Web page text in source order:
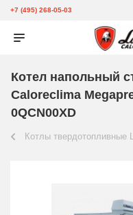
+7 (495) 268-05-03
Котел напольный
Caloreclima
0QCN00XD
Котлы твердотопливные